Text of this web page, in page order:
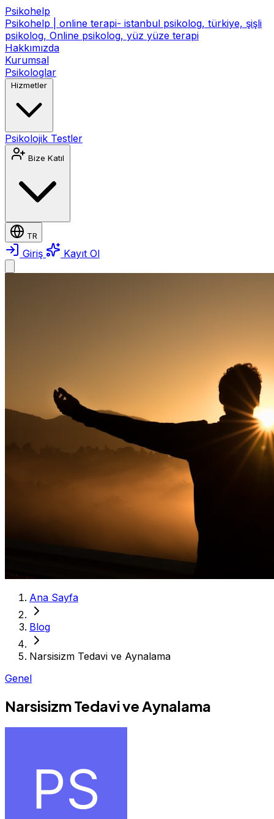
Psikohelp
Psikohelp | online terapi- istanbul psikolog, türkiye, şişli
psikolog, Online psikolog, yüz yüze terapi
Hakkımızda
Kurumsal
Psikologlar
Hizmetler
Psikolojik Testler
Bize Katıl
TR
Giriş Kayıt Ol
Ana Sayfa
Blog
Narsisizm Tedavi ve Aynalama
Genel
Narsisizm Tedavi ve Aynalama